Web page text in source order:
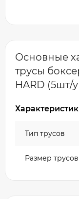
Основные
трусы
HARD (5шт/
Тип трусов
Размер трусов